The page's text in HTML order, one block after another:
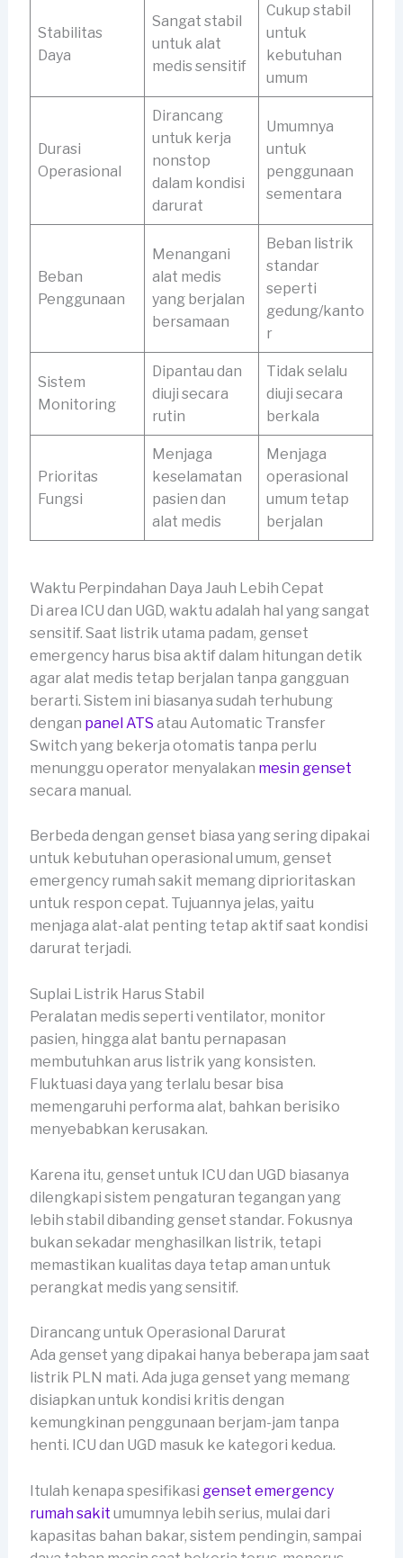
Stabilitas
Daya
Sangat stabil
untuk alat
medis sensitif
Cukup stabil
untuk
kebutuhan
umum
Durasi
Operasional
Dirancang
untuk kerja
nonstop
dalam kondisi
darurat
Umumnya
untuk
penggunaan
sementara
Beban
Penggunaan
Menangani
alat medis
yang berjalan
bersamaan
Beban listrik
standar
seperti
gedung/kanto
r
Sistem
Monitoring
Dipantau dan
diuji secara
rutin
Tidak selalu
diuji secara
berkala
Prioritas
Fungsi
Menjaga
keselamatan
pasien dan
alat medis
Menjaga
operasional
umum tetap
berjalan
Waktu Perpindahan Daya Jauh Lebih Cepat
Di area ICU dan UGD, waktu adalah hal yang sangat
sensitif. Saat listrik utama padam, genset
emergency harus bisa aktif dalam hitungan detik
agar alat medis tetap berjalan tanpa gangguan
berarti. Sistem ini biasanya sudah terhubung
dengan panel ATS atau Automatic Transfer
Switch yang bekerja otomatis tanpa perlu
menunggu operator menyalakan mesin genset
secara manual.
Berbeda dengan genset biasa yang sering dipakai
untuk kebutuhan operasional umum, genset
emergency rumah sakit memang diprioritaskan
untuk respon cepat. Tujuannya jelas, yaitu
menjaga alat-alat penting tetap aktif saat kondisi
darurat terjadi.
Suplai Listrik Harus Stabil
Peralatan medis seperti ventilator, monitor
pasien, hingga alat bantu pernapasan
membutuhkan arus listrik yang konsisten.
Fluktuasi daya yang terlalu besar bisa
memengaruhi performa alat, bahkan berisiko
menyebabkan kerusakan.
Karena itu, genset untuk ICU dan UGD biasanya
dilengkapi sistem pengaturan tegangan yang
lebih stabil dibanding genset standar. Fokusnya
bukan sekadar menghasilkan listrik, tetapi
memastikan kualitas daya tetap aman untuk
perangkat medis yang sensitif.
Dirancang untuk Operasional Darurat
Ada genset yang dipakai hanya beberapa jam saat
listrik PLN mati. Ada juga genset yang memang
disiapkan untuk kondisi kritis dengan
kemungkinan penggunaan berjam-jam tanpa
henti. ICU dan UGD masuk ke kategori kedua.
Itulah kenapa spesifikasi genset emergency
rumah sakit umumnya lebih serius, mulai dari
kapasitas bahan bakar, sistem pendingin, sampai